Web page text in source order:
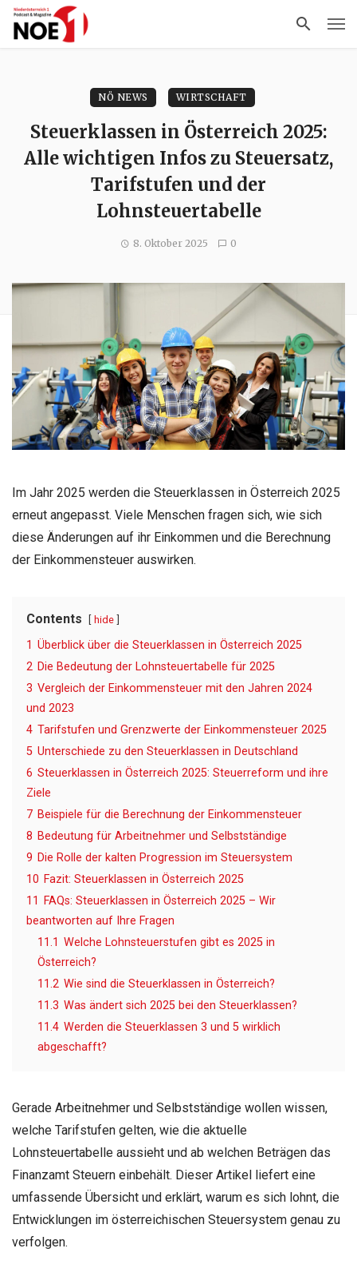
NÖ NEWS WIRTSCHAFT
Steuerklassen in Österreich 2025:
Alle wichtigen Infos zu Steuersatz,
Tarifstufen und der
Lohnsteuertabelle
8. Oktober 2025 0
Im Jahr 2025 werden die Steuerklassen in Österreich 2025
erneut angepasst. Viele Menschen fragen sich, wie sich
diese Änderungen auf ihr Einkommen und die Berechnung
der Einkommensteuer auswirken.
Contents hide
1 Überblick über die Steuerklassen in Österreich 2025
2 Die Bedeutung der Lohnsteuertabelle für 2025
3 Vergleich der Einkommensteuer mit den Jahren 2024
und 2023
4 Tarifstufen und Grenzwerte der Einkommensteuer 2025
5 Unterschiede zu den Steuerklassen in Deutschland
6 Steuerklassen in Österreich 2025: Steuerreform und ihre
Ziele
7 Beispiele für die Berechnung der Einkommensteuer
8 Bedeutung für Arbeitnehmer und Selbstständige
9 Die Rolle der kalten Progression im Steuersystem
10 Fazit: Steuerklassen in Österreich 2025
11
FAQs: Steuerklassen in Österreich 2025 – Wir
beantworten auf Ihre Fragen
11.1 Welche Lohnsteuerstufen gibt es 2025 in
Österreich?
11.2 Wie sind die Steuerklassen in Österreich?
11.3 Was ändert sich 2025 bei den Steuerklassen?
11.4 Werden die Steuerklassen 3 und 5 wirklich
abgeschafft?
Gerade Arbeitnehmer und Selbstständige wollen wissen,
welche Tarifstufen gelten, wie die aktuelle
Lohnsteuertabelle aussieht und ab welchen Beträgen das
Finanzamt Steuern einbehält. Dieser Artikel liefert eine
umfassende Übersicht und erklärt, warum es sich lohnt, die
Entwicklungen im österreichischen Steuersystem genau zu
verfolgen.